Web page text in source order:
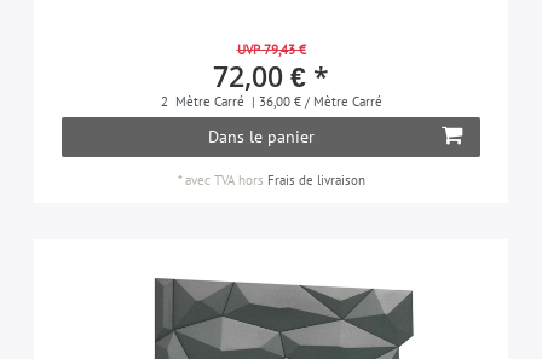
UVP 79,43 €
72,00 € *
2 Mètre Carré | 36,00 € / Mètre Carré
Dans le panier
*avec TVAhors Frais de livraison